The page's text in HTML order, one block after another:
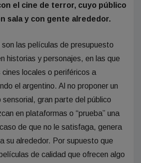
el cine de terror, cuyo público
sala y con gente alrededor.
son las películas de presupuesto
historias y personajes, en las que
locales o periféricos a
el argentino. Al no proponer un
sensorial, gran parte del público
en plataformas o “prueba” una
de que no le satisfaga, genera
su alrededor. Por supuesto que
de calidad que ofrecen algo